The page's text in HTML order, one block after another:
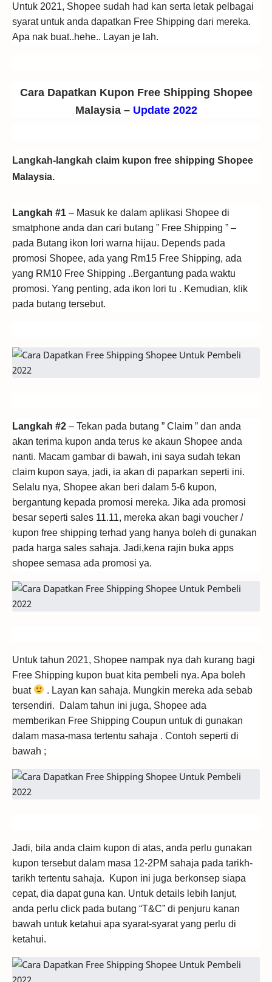
Untuk 2021, Shopee sudah had kan serta letak pelbagai
syarat untuk anda dapatkan Free Shipping dari mereka.
Apa nak buat..hehe.. Layan je lah.
Cara Dapatkan Kupon Free Shipping Shopee
Malaysia – Update 2022
Langkah-langkah claim kupon free shipping Shopee
Malaysia.
Langkah #1 – Masuk ke dalam aplikasi Shopee di
smatphone anda dan cari butang ” Free Shipping ” –
pada Butang ikon lori warna hijau. Depends pada
promosi Shopee, ada yang Rm15 Free Shipping, ada
yang RM10 Free Shipping ..Bergantung pada waktu
promosi. Yang penting, ada ikon lori tu . Kemudian, klik
pada butang tersebut.
Langkah #2 – Tekan pada butang ” Claim ” dan anda
akan terima kupon anda terus ke akaun Shopee anda
nanti. Macam gambar di bawah, ini saya sudah tekan
claim kupon saya, jadi, ia akan di paparkan seperti ini.
Selalu nya, Shopee akan beri dalam 5-6 kupon,
bergantung kepada promosi mereka. Jika ada promosi
besar seperti sales 11.11, mereka akan bagi voucher /
kupon free shipping terhad yang hanya boleh di gunakan
pada harga sales sahaja. Jadi,kena rajin buka apps
shopee semasa ada promosi ya.
Untuk tahun 2021, Shopee nampak nya dah kurang bagi
Free Shipping kupon buat kita pembeli nya. Apa boleh
buat
. Layan kan sahaja. Mungkin mereka ada sebab
tersendiri. Dalam tahun ini juga, Shopee ada
memberikan Free Shipping Coupun untuk di gunakan
dalam masa-masa tertentu sahaja . Contoh seperti di
bawah ;
Jadi, bila anda claim kupon di atas, anda perlu gunakan
kupon tersebut dalam masa 12-2PM sahaja pada tarikh-
tarikh tertentu sahaja. Kupon ini juga berkonsep siapa
cepat, dia dapat guna kan. Untuk details lebih lanjut,
anda perlu click pada butang “T&C” di penjuru kanan
bawah untuk ketahui apa syarat-syarat yang perlu di
ketahui.